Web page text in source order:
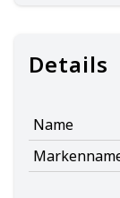
Details
Name